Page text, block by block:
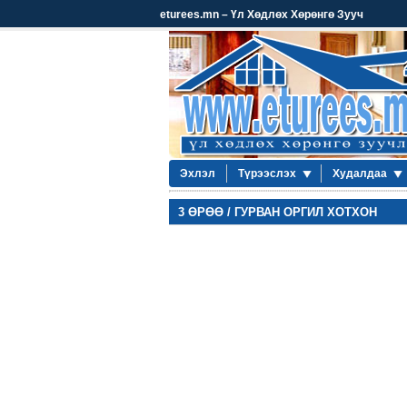
eturees.mn – Үл Хөдлөх Хөрөнгө Зууч
Эхлэл Түрээслэх Худалдаа
3 ӨРӨӨ / ГУРВАН ОРГИЛ ХОТХОН